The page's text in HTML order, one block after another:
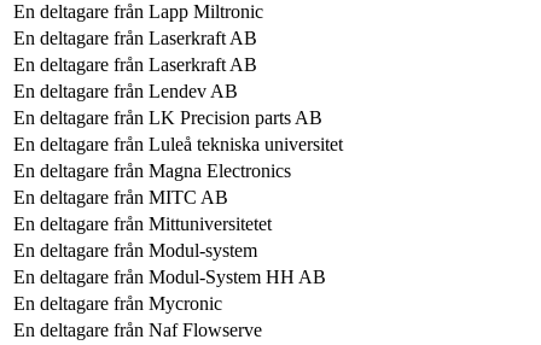
En deltagare från Lapp Miltronic
En deltagare från Laserkraft AB
En deltagare från Laserkraft AB
En deltagare från Lendev AB
En deltagare från LK Precision parts AB
En deltagare från Luleå tekniska universitet
En deltagare från Magna Electronics
En deltagare från MITC AB
En deltagare från Mittuniversitetet
En deltagare från Modul-system
En deltagare från Modul-System HH AB
En deltagare från Mycronic
En deltagare från Naf Flowserve